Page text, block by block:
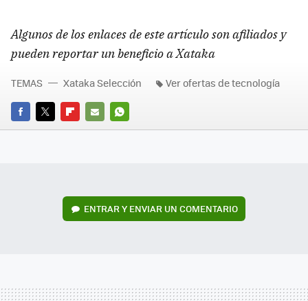
Algunos de los enlaces de este artículo son afiliados y
pueden reportar un beneficio a Xataka
FACEBOOK
TWITTERFLIPBOARD
E-
WHATSAPP
TEMAS Xataka Selección Ver ofertas de tecnología
ENTRAR Y ENVIAR UN COMENTARIO